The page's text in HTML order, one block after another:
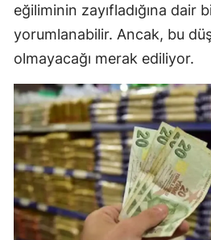
eğiliminin zayıfladığına dair
yorumlanabilir. Ancak, bu
olmayacağı merak ediliyor.